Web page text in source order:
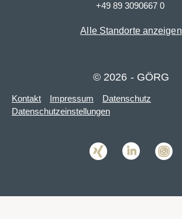
+49 89 3090667 0
Alle Standorte anzeigen
© 2026 - GÖRG
Kontakt Impressum
Datenschutz
Datenschutzeinstellungen